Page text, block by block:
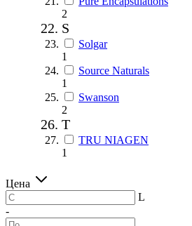
2
S
Solgar
1
Source Naturals
1
Swanson
2
T
TRU NIAGEN
1
Цена
L
-